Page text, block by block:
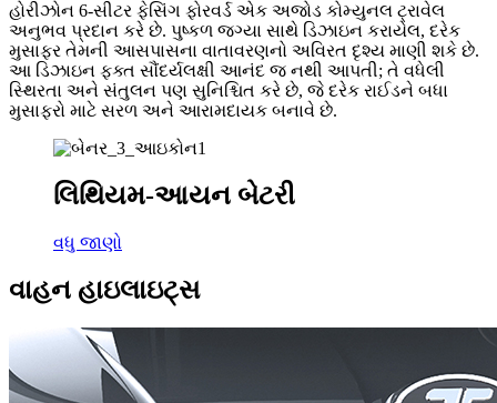
હોરીઝોન 6-સીટર ફેસિંગ ફોરવર્ડ એક અજોડ કોમ્યુનલ ટ્રાવેલ
અનુભવ પ્રદાન કરે છે. પુષ્કળ જગ્યા સાથે ડિઝાઇન કરાયેલ, દરેક
મુસાફર તેમની આસપાસના વાતાવરણનો અવિરત દૃશ્ય માણી શકે છે.
આ ડિઝાઇન ફક્ત સૌંદર્યલક્ષી આનંદ જ નથી આપતી; તે વધેલી
સ્થિરતા અને સંતુલન પણ સુનિશ્ચિત કરે છે, જે દરેક રાઈડને બધા
મુસાફરો માટે સરળ અને આરામદાયક બનાવે છે.
લિથિયમ-આયન બેટરી
વધુ જાણો
વાહન હાઇલાઇટ્સ